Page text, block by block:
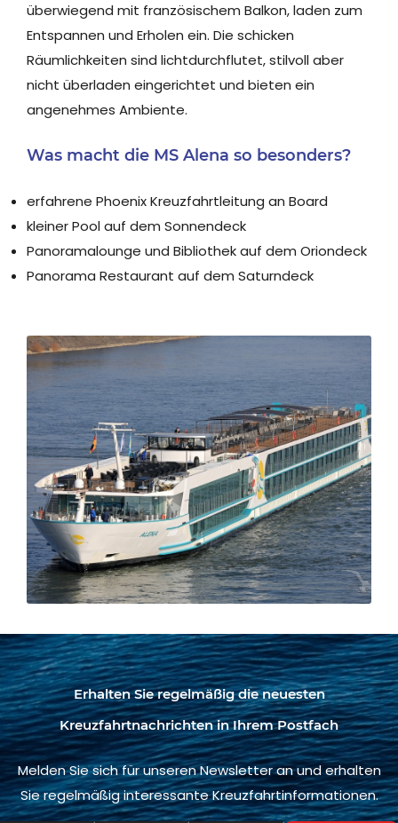
überwiegend mit französischem Balkon, laden zum
Entspannen und Erholen ein. Die schicken
Räumlichkeiten sind lichtdurchflutet, stilvoll aber
nicht überladen eingerichtet und bieten ein
angenehmes Ambiente.
Was macht die MS Alena so besonders?
erfahrene Phoenix Kreuzfahrtleitung an Board
kleiner Pool auf dem Sonnendeck
Panoramalounge und Bibliothek auf dem Oriondeck
Panorama Restaurant auf dem Saturndeck
Erhalten Sie regelmäßig die neuesten
Kreuzfahrtnachrichten in Ihrem Postfach
Melden Sie sich für unseren Newsletter an und erhalten
Sie regelmäßig interessante Kreuzfahrtinformationen.